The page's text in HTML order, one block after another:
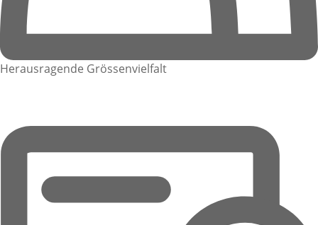
Herausragende Grössenvielfalt